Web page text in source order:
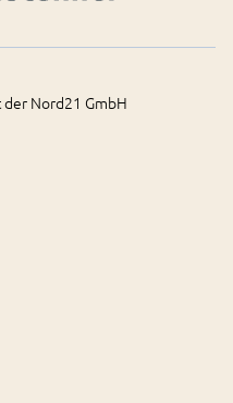
Nord21 GmbH